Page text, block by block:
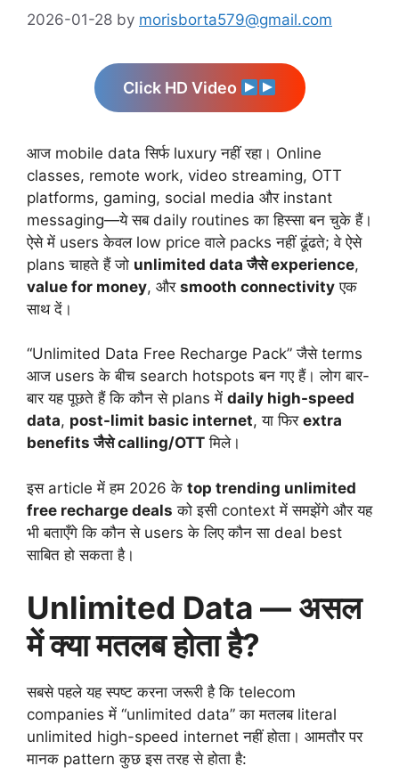
2026-01-28 by morisborta579@gmail.com
Click HD Video
आज mobile data सिर्फ luxury नहीं रहा। Online
classes, remote work, video streaming, OTT
platforms, gaming, social media और instant
messaging—ये सब daily routines का हिस्सा बन चुके हैं।
ऐसे में users केवल low price वाले packs नहीं ढूंढते; वे ऐसे
plans चाहते हैं जो unlimited data जैसे experience,
value for money, और smooth connectivity एक
साथ दें।
“Unlimited Data Free Recharge Pack” जैसे terms
आज users के बीच search hotspots बन गए हैं। लोग बार-
बार यह पूछते हैं कि कौन से plans में daily high-speed
data, post-limit basic internet, या फिर extra
benefits जैसे calling/OTT मिले।
इस article में हम 2026 के top trending unlimited
free recharge deals को इसी context में समझेंगे और यह
भी बताएँगे कि कौन से users के लिए कौन सा deal best
साबित हो सकता है।
Unlimited Data — असल
में क्या मतलब होता है?
सबसे पहले यह स्पष्ट करना जरूरी है कि telecom
companies में “unlimited data” का मतलब literal
unlimited high-speed internet नहीं होता। आमतौर पर
मानक pattern कुछ इस तरह से होता है: